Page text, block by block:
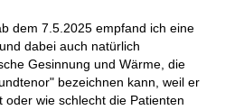
dem 7.5.2025 empfand ich eine
dabei auch natürlich
Gesinnung und Wärme, die
bezeichnen kann, weil er
wie schlecht die Patienten